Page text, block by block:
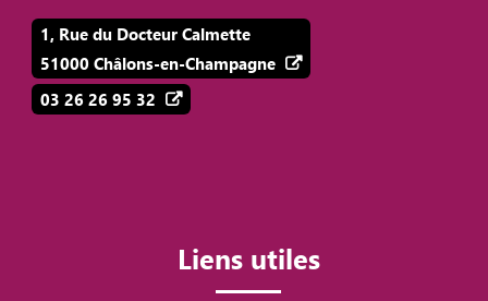
1, Rue du Docteur Calmette
51000 Châlons-en-Champagne
03 26 26 95 32
Liens utiles